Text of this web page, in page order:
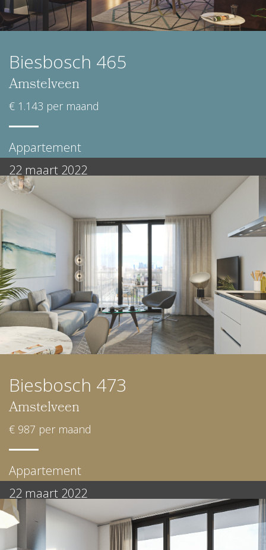
Biesbosch 465
Amstelveen
€ 1.143 per maand
Appartement
22 maart 2022
Biesbosch 473
Amstelveen
€ 987 per maand
Appartement
22 maart 2022